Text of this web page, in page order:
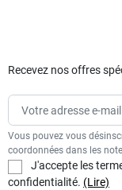
Recevez nos offres
Vous pouvez vous
coordonnées dans les
J'accepte les
confidentialité. (Lire)